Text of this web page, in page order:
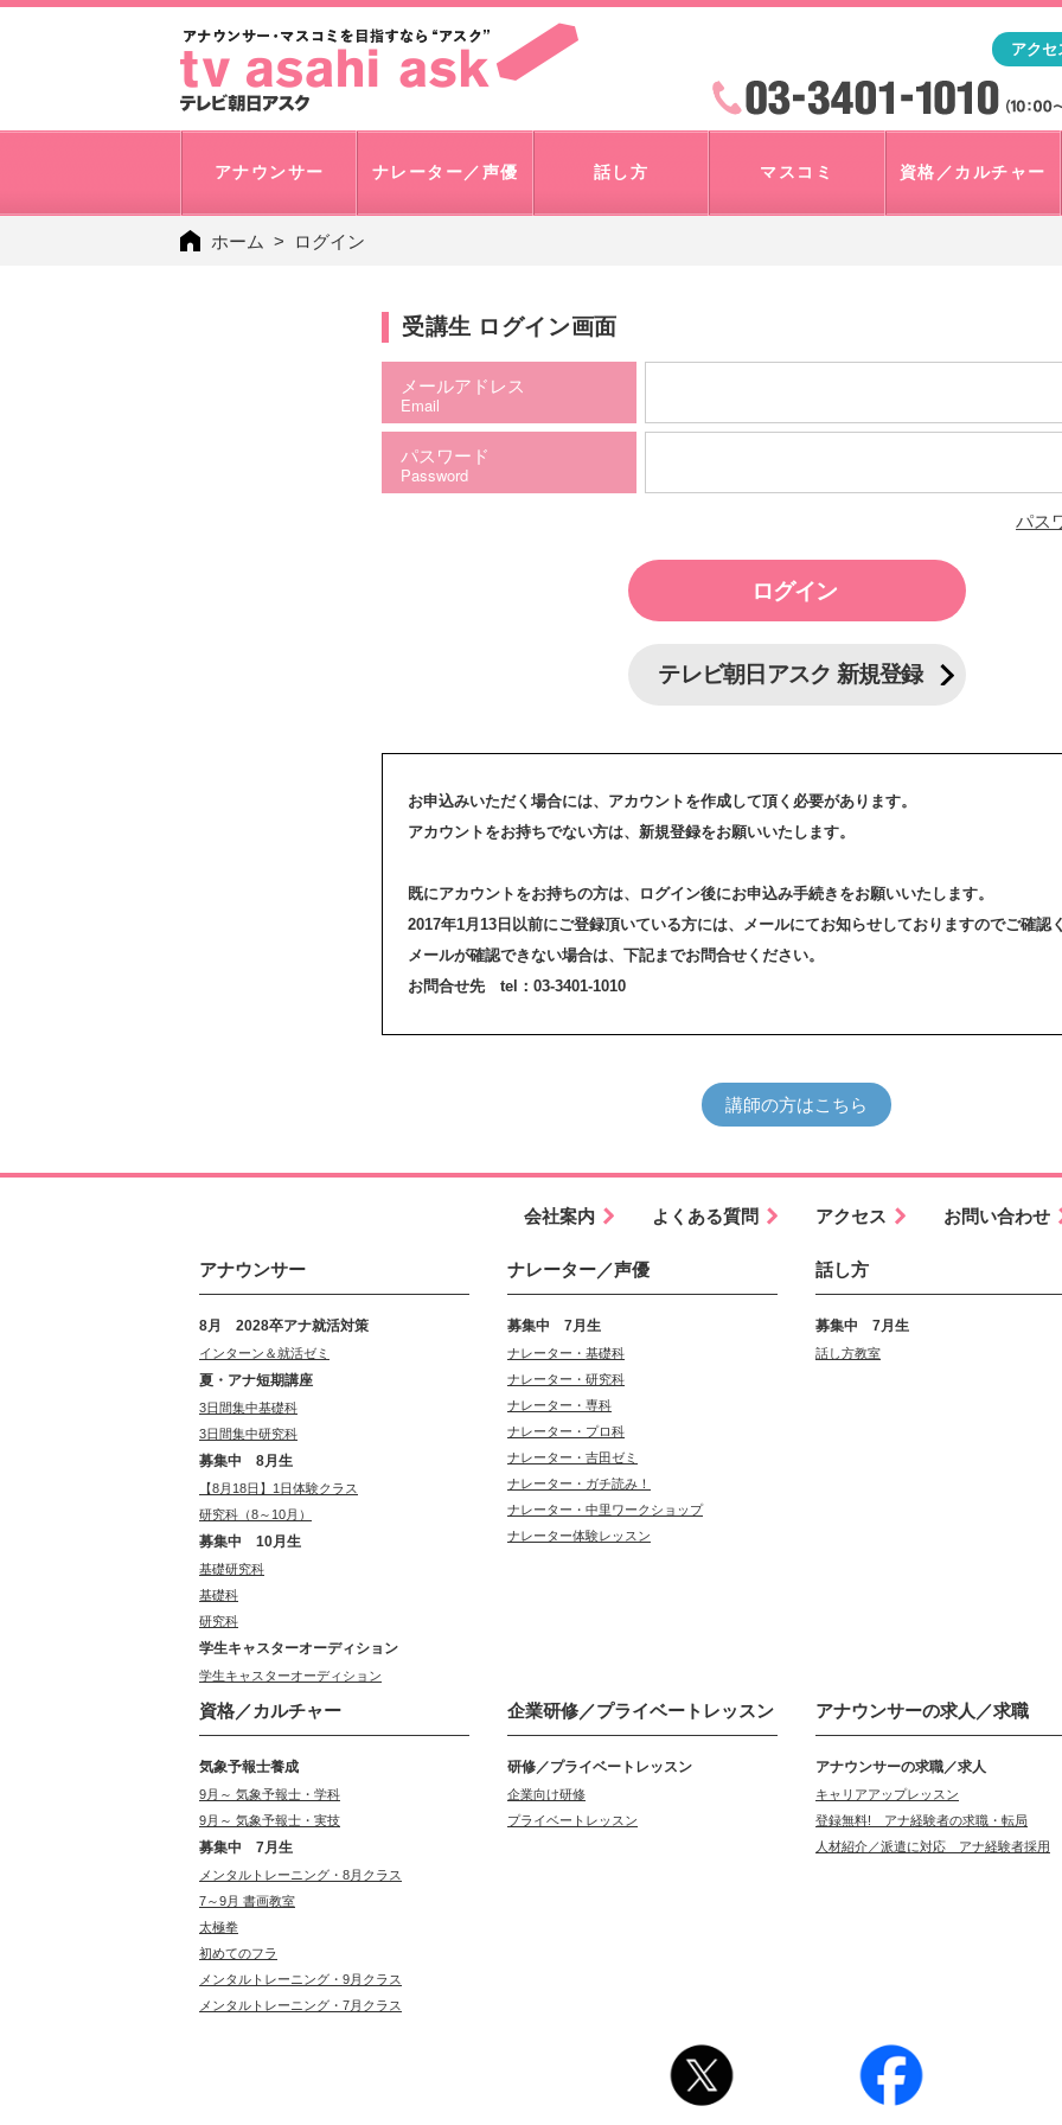
「アナウンサー・マスコミを目指すなら"アスク"」テレビ
アクセ
検索
アナウンサー ナレーター／声優 話し方 マスコミ 資格／カルチャー
ホーム ログイン
受講生 ログイン画面
メールアドレス
Email
パスワード
Password
パス
テレビ朝日アスク 新規登録
お申込みいただく場合には、アカウントを作成して頂く必要があります。
アカウントをお持ちでない方は、新規登録をお願いいたします。
既にアカウントをお持ちの方は、ログイン後にお申込み手続きをお願いいたします。
2017年1月13日以前にご登録頂いている方には、メールにてお知らせしておりますのでご確認
メールが確認できない場合は、下記までお問合せください。
お問合せ先 tel：03-3401-1010
講師の方はこちら
会社案内 よくある質問 アクセス お問い合わせ
アナウンサー
8月 2028卒アナ就活対策
インターン＆就活ゼミ
夏・アナ短期講座
3日間集中基礎科
3日間集中研究科
募集中 8月生
【8月18日】1日体験クラス
研究科（8～10月）
募集中 10月生
基礎研究科
基礎科
研究科
学生キャスターオーディション
学生キャスターオーディション
ナレーター／声優
募集中 7月生
ナレーター・基礎科
ナレーター・研究科
ナレーター・専科
ナレーター・プロ科
ナレーター・吉田ゼミ
ナレーター・ガチ読み！
ナレーター・中里ワークショップ
ナレーター体験レッスン
話し方
募集中 7月生
話し方教室
資格／カルチャー
気象予報士養成
9月～ 気象予報士・学科
9月～ 気象予報士・実技
募集中 7月生
メンタルトレーニング・8月クラス
7～9月 書画教室
太極拳
初めてのフラ
メンタルトレーニング・9月クラス
メンタルトレーニング・7月クラス
企業研修／プライベートレッスン
研修／プライベートレッスン
企業向け研修
プライベートレッスン
アナウンサーの求人／求職
アナウンサーの求職／求人
キャリアアップレッスン
登録無料! アナ経験者の求職・転局
人材紹介／派遣に対応 アナ経験者採用